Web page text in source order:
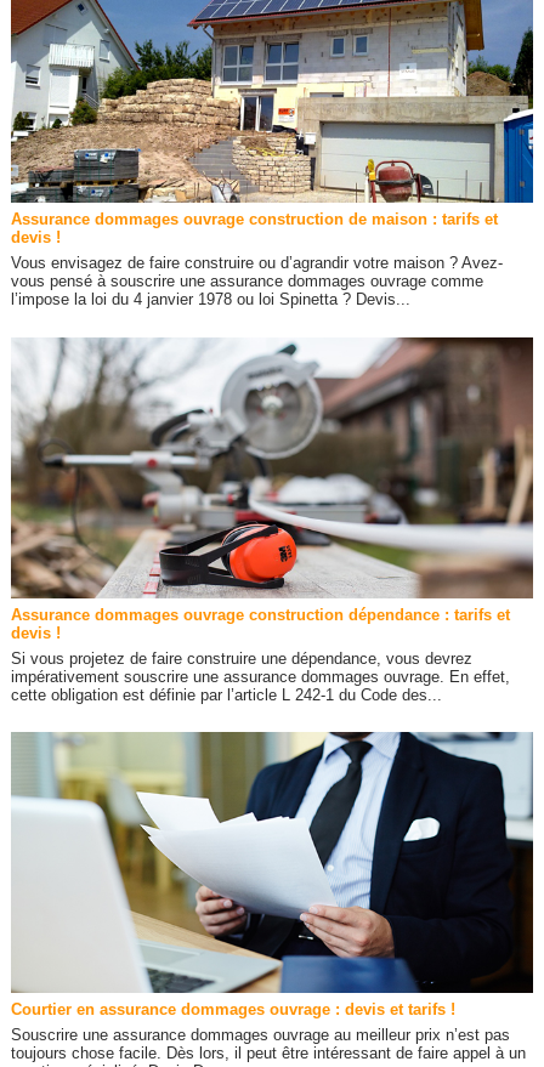
Assurance dommages ouvrage construction de maison : tarifs et
devis !
Vous envisagez de faire construire ou d’agrandir votre maison ? Avez-
vous pensé à souscrire une assurance dommages ouvrage comme
l’impose la loi du 4 janvier 1978 ou loi Spinetta ? Devis...
Assurance dommages ouvrage construction dépendance : tarifs et
devis !
Si vous projetez de faire construire une dépendance, vous devrez
impérativement souscrire une assurance dommages ouvrage. En effet,
cette obligation est définie par l’article L 242-1 du Code des...
Courtier en assurance dommages ouvrage : devis et tarifs !
Souscrire une assurance dommages ouvrage au meilleur prix n’est pas
toujours chose facile. Dès lors, il peut être intéressant de faire appel à un